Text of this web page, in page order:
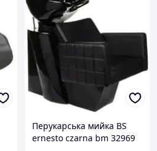
Перукарська мийка BS
ernesto czarna bm 32969